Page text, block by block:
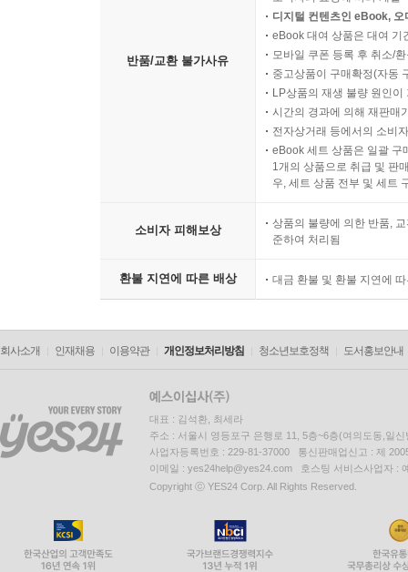
반품/교환 불가사유
디지털 컨텐츠인 eBook,
eBook 대여 상품은 대여 기
모바일 쿠폰 등록 후 취소/
중고상품이 구매확정(자동
LP상품의 재생 불량 원인
시간의 경과에 의해 재판매
전자상거래 등에서의 소비
eBook 세트 상품은 일괄 구
1개의 상품으로 취급 및 판
우, 세트 상품 전부 및 세트
소비자 피해보상
상품의 불량에 의한 반품,
준하여 처리됨
환불 지연에 따른 배상 대금 환불 및 환불 지연에
회사소개 인재채용 이용약관 개인정보처리방침 청소년보호정책 도서홍보안내
대표 : 김석환, 최세라
주소 : 서울시 영등포구 은행로 11, 5층~6층(여의도동,일신
사업자등록번호 : 229-81-37000 통신판매업신고 : 제
이메일 : yes24help@yes24.com 호스팅 서비스사업자 :
Copyright ⓒ YES24 Corp. All Rights Reserved.